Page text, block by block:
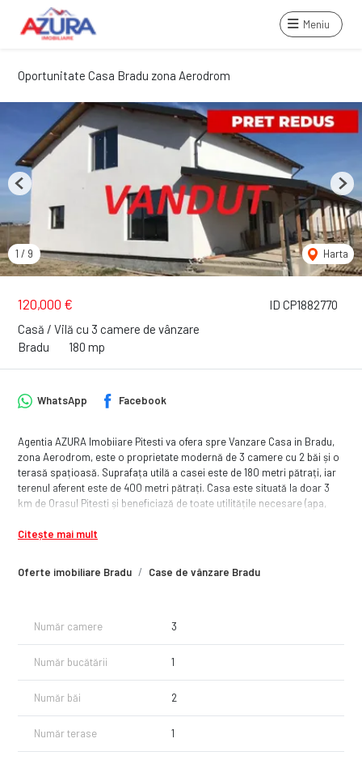
Meniu
Oportunitate Casa Bradu zona Aerodrom
ID CP1882770
120,000 €
Casă / Vilă cu 3 camere de vânzare
Bradu
180 mp
1 / 9 Harta
Previous Next
Oferte imobiliare Bradu Case de vânzare Bradu
WhatsApp Facebook
Agentia AZURA Imobiiare Pitesti va ofera spre Vanzare Casa in Bradu,
zona Aerodrom, este o proprietate modernă de 3 camere cu 2 băi și o
terasă spațioasă. Suprafața utilă a casei este de 180 metri pătrați, iar
terenul aferent este de 400 metri pătrați. Casa este situată la doar 3
km de Orasul Pitesti și beneficiază de toate utilitățile necesare (apa,
doresc să trăiască într-un mediu liniștit, în apropierea orașului.
Ariston, care asigura o incalzire eficienta
Parterul dispune de :
-2 bai
-1 bucatarie
Mansarda si curtea sunt neamenajate, lasand loc pentru personalizare
asteptam cu drag sa ne contactati!
Citește mai mult
Număr camere 3
Număr bucătării 1
Număr băi 2
Număr terase 1